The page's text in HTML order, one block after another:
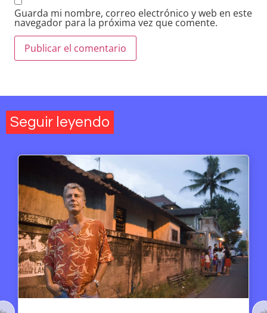
Guarda mi nombre, correo electrónico y web en este
navegador para la próxima vez que comente.
Seguir leyendo